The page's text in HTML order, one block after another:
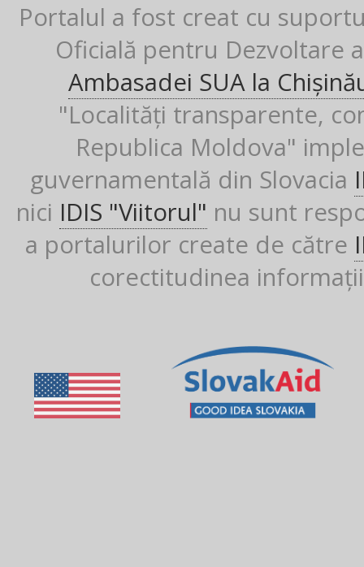
Portalul a fost creat cu
Oficială pentru Dezvoltare
Ambasadei SUA la
"Localități transparente,
Republica Moldova"
guvernamentală din Slovacia
nici IDIS "Viitorul" nu sunt
a portalurilor create de către
corectitudinea